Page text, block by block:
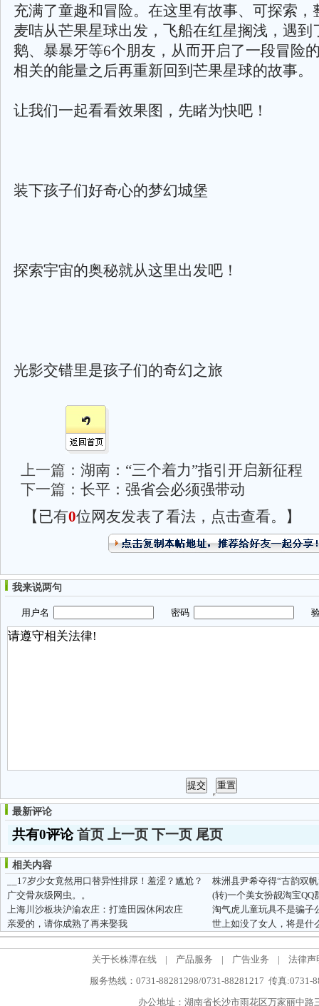
充满了童趣和冒险。在这里有故事、可探索，
麦咭从芒果星球出发，飞船在红星搁浅，遇到
鹅、暴暴牙等6个朋友，从而开启了一段冒险
相关的能量之后再重新回到芒果星球的故事。
让我们一起看看效果图，先睹为快吧！
装下孩子们好奇心的梦幻城堡
探索宇宙的奥秘就从这里出发吧！
光影交错里是孩子们的奇幻之旅
上一篇： 湖南：“三个着力”指引开启新征程
下一篇： 长平：强省会必须强带动
【已有0位网友发表了看法，点击查看。】
我来说两句
用户名 密码 验
最新评论
共有0评论首页 上一页 下一页 尾页
相关内容
__17岁少女竟然用口替异性排尿！羞涩？尴尬？
株洲县尹希夺得“古韵双
广交骨灰级网虫。。
上海川沙板块沪渝农庄：打造田园休闲农庄
淘气虎儿童玩具不是骗子
亲爱的，请你成熟了再来娶我
世上如没了女人，将是什
关于长株潭在线 | 产品服务 | 广告业务 |
法律声
服务热线：0731-88281298/0731-88281217 传真:0731-
办公地址：湖南省长沙市雨花区万家丽中